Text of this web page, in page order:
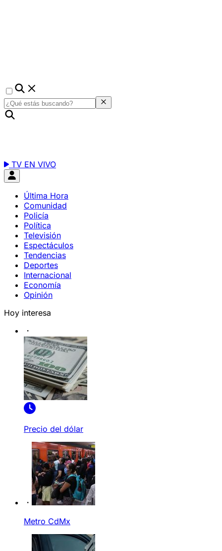
TV EN VIVO
Última Hora
Comunidad
Policía
Política
Televisión
Espectáculos
Tendencias
Deportes
Internacional
Economía
Opinión
Hoy interesa
Precio del dólar
Metro CdMx